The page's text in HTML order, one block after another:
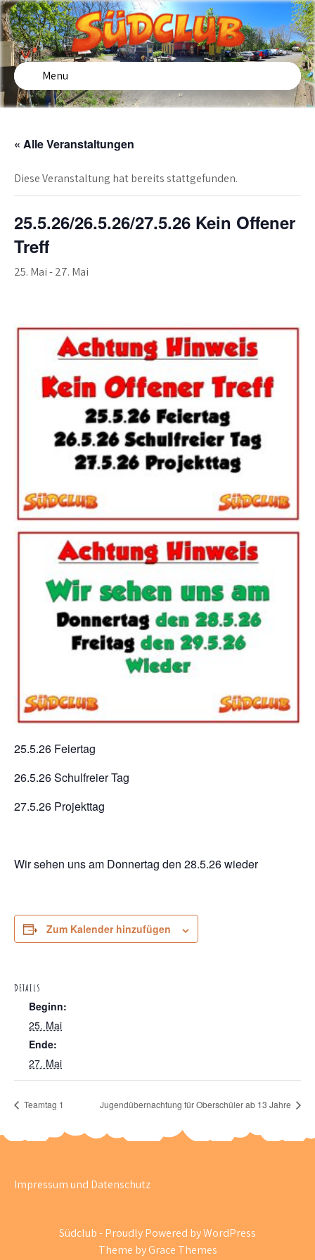
Skip
to
content
SÜDCLUB
Freizeiteinrichtung für Kinder und Jugendliche in
Menu
« Alle Veranstaltungen
Diese Veranstaltung hat bereits stattgefunden.
25.5.26/26.5.26/27.5.26 Kein Offener
Treff
25. Mai-27. Mai
25.5.26 Feiertag
26.5.26 Schulfreier Tag
27.5.26 Projekttag
Wir sehen uns am Donnertag den 28.5.26 wieder
Zum Kalender hinzufügen
DETAILS
Beginn:
25. Mai
Ende:
27. Mai
Teamtag 1 Jugendübernachtung für Oberschüler ab 13 Jahre
Impressum und Datenschutz
Südclub - Proudly Powered by WordPress
Theme by Grace Themes